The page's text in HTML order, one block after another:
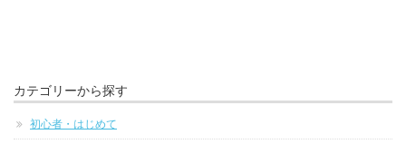
カテゴリーから探す
初心者・はじめて